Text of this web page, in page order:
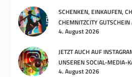
SCHENKEN, EINKAUFEN,
CHEMNITZCITY
4. August 2026
JETZT AUCH AUF
UNSEREN SOCIAL-MEDIA-
4. August 2026